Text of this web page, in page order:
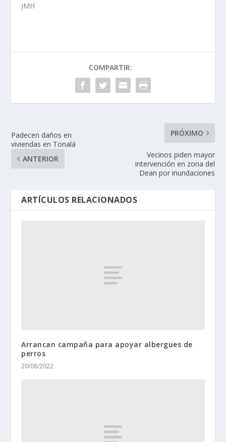
JMH
COMPARTIR:
Padecen daños en
viviendas en Tonalá
ANTERIOR
PRÓXIMO
Vecinos piden mayor
intervención en zona del
Dean por inundaciones
ARTÍCULOS RELACIONADOS
Arrancan campaña para apoyar albergues de
perros
20/08/2022